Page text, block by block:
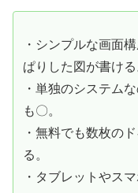
・シンプルな画面
ぱりした図が書ける
・単独のシステム
も〇。
・無料でも数枚の
る。
・タブレットやス